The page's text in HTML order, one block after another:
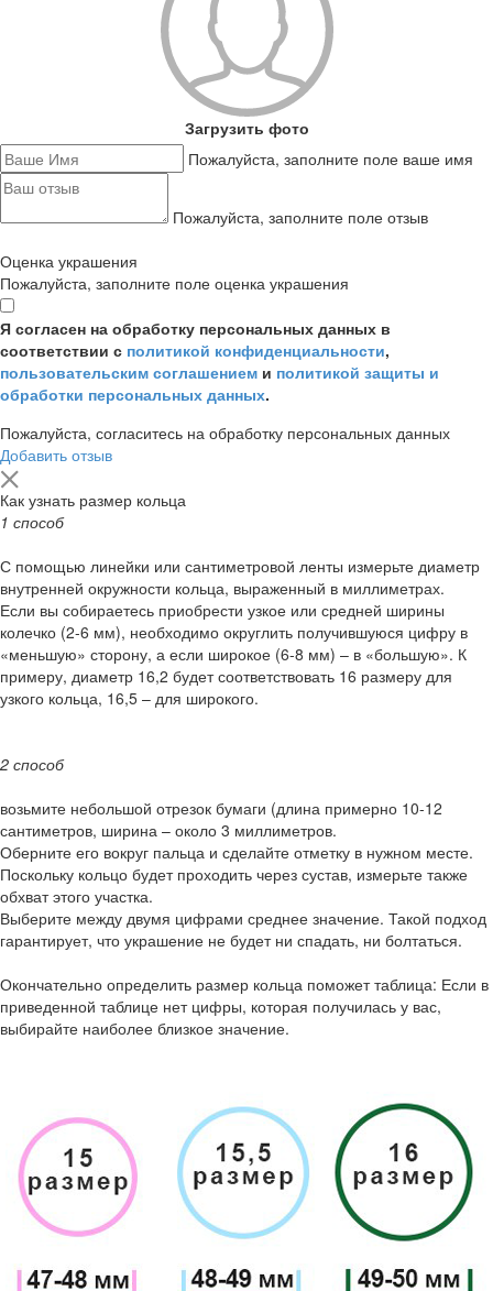
Загрузить фото
Пожалуйста, заполните поле ваше имя
Пожалуйста, заполните поле отзыв
Оценка украшения
Пожалуйста, заполните поле оценка украшения
Я согласен на обработку персональных данных в
соответствии с политикой конфиденциальности,
пользовательским соглашением и политикой защиты и
обработки персональных данных.
Пожалуйста, согласитесь на обработку персональных данных
Добавить отзыв
Как узнать размер кольца
1 способ
С помощью линейки или сантиметровой ленты измерьте диаметр
внутренней окружности кольца, выраженный в миллиметрах.
Если вы собираетесь приобрести узкое или средней ширины
колечко (2-6 мм), необходимо округлить получившуюся цифру в
«меньшую» сторону, а если широкое (6-8 мм) – в «большую». К
примеру, диаметр 16,2 будет соответствовать 16 размеру для
узкого кольца, 16,5 – для широкого.
2 способ
возьмите небольшой отрезок бумаги (длина примерно 10-12
сантиметров, ширина – около 3 миллиметров.
Оберните его вокруг пальца и сделайте отметку в нужном месте.
Поскольку кольцо будет проходить через сустав, измерьте также
обхват этого участка.
Выберите между двумя цифрами среднее значение. Такой подход
гарантирует, что украшение не будет ни спадать, ни болтаться.
Окончательно определить размер кольца поможет таблица: Если в
приведенной таблице нет цифры, которая получилась у вас,
выбирайте наиболее близкое значение.